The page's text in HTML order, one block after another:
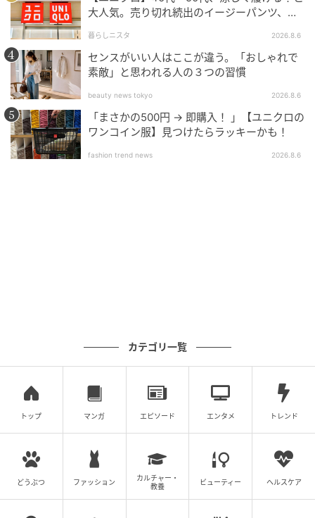
大人気。売り切れ続出のイージーパンツ、買
暮らしニスタ 2026.8.6
センスがいい人はここが違う。「おしゃれで
素敵」と思われる人の３つの習慣
beauty news tokyo 2026.8.6
「まさかの500円 → 即購入！ 」【ユニクロの
ワンコイン服】見つけたらラッキーかも！
fashion trend news 2026.8.6
カテゴリ一覧
トップ マンガ エピソード エンタメ トレンド
どうぶつ ファッション
カルチャー・
教養
ビューティー ヘルスケア